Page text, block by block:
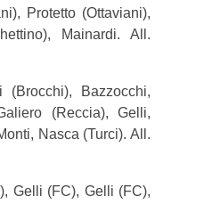
Protetto (Ottaviani),
Mainardi. All.
(Brocchi), Bazzocchi,
(Reccia), Gelli,
Nasca (Turci). All.
Gelli (FC), Gelli (FC),